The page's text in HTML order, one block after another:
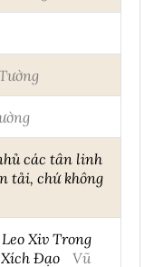
các tân linh
tải, chứ không
Xiv Trong
Đạo
Vũ